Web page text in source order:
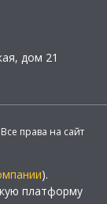
дом 21
права на сайт
).
платформу